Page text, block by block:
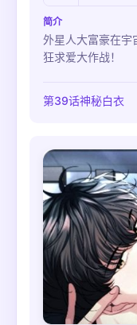
简介
外星人大富豪在宇
狂求爱大作战！
第39话神秘白衣